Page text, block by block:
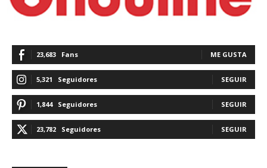
23,683 Fans ME GUSTA
5,321 Seguidores SEGUIR
1,844 Seguidores SEGUIR
23,782 Seguidores SEGUIR